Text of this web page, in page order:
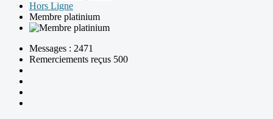
Hors Ligne
Membre platinium
Messages : 2471
Remerciements reçus 500